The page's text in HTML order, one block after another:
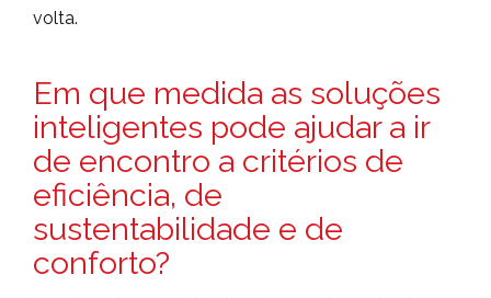
volta.
Em que medida as soluções
inteligentes pode ajudar a ir
de encontro a critérios de
eficiência, de
sustentabilidade e de
conforto?